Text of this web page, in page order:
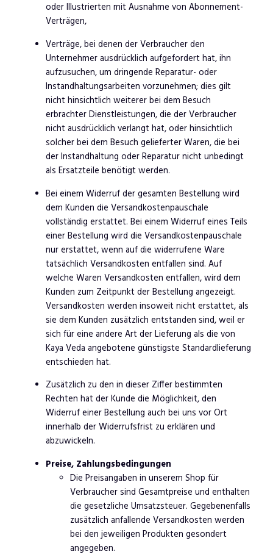
oder Illustrierten mit Ausnahme von Abonnement-
Verträgen,
Verträge, bei denen der Verbraucher den
Unternehmer ausdrücklich aufgefordert hat, ihn
aufzusuchen, um dringende Reparatur- oder
Instandhaltungsarbeiten vorzunehmen; dies gilt
nicht hinsichtlich weiterer bei dem Besuch
erbrachter Dienstleistungen, die der Verbraucher
nicht ausdrücklich verlangt hat, oder hinsichtlich
solcher bei dem Besuch gelieferter Waren, die bei
der Instandhaltung oder Reparatur nicht unbedingt
als Ersatzteile benötigt werden.
Bei einem Widerruf der gesamten Bestellung wird
dem Kunden die Versandkostenpauschale
vollständig erstattet. Bei einem Widerruf eines Teils
einer Bestellung wird die Versandkostenpauschale
nur erstattet, wenn auf die widerrufene Ware
tatsächlich Versandkosten entfallen sind. Auf
welche Waren Versandkosten entfallen, wird dem
Kunden zum Zeitpunkt der Bestellung angezeigt.
Versandkosten werden insoweit nicht erstattet, als
sie dem Kunden zusätzlich entstanden sind, weil er
sich für eine andere Art der Lieferung als die von
Kaya Veda angebotene günstigste Standardlieferung
entschieden hat.
Zusätzlich zu den in dieser Ziffer bestimmten
Rechten hat der Kunde die Möglichkeit, den
Widerruf einer Bestellung auch bei uns vor Ort
innerhalb der Widerrufsfrist zu erklären und
abzuwickeln.
Preise, Zahlungsbedingungen
Die Preisangaben in unserem Shop für
Verbraucher sind Gesamtpreise und enthalten
die gesetzliche Umsatzsteuer. Gegebenenfalls
zusätzlich anfallende Versandkosten werden
bei den jeweiligen Produkten gesondert
angegeben.